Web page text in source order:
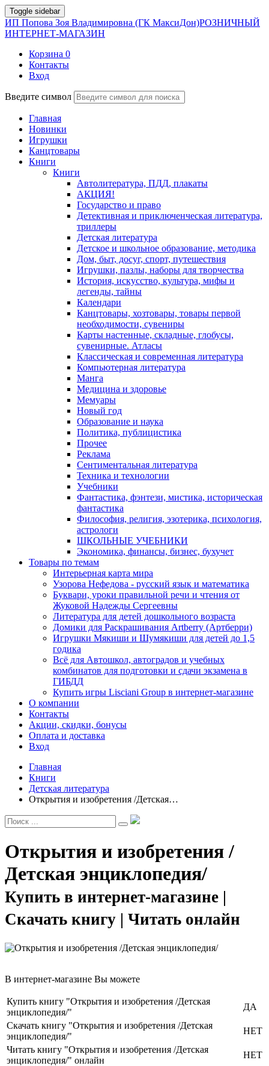
Toggle sidebar
ИП Попова Зоя Владимировна (ГК МаксиДон)РОЗНИЧНЫЙ
ИНТЕРНЕТ-МАГАЗИН
Корзина 0
Контакты
Вход
Введите символ
Главная
Новинки
Игрушки
Канцтовары
Книги
Книги
Автолитература, ПДД, плакаты
АКЦИЯ!
Государство и право
Детективная и приключенческая литература,
триллеры
Детская литература
Детское и школьное образование, методика
Дом, быт, досуг, спорт, путешествия
Игрушки, пазлы, наборы для творчества
История, искусство, культура, мифы и
легенды, тайны
Календари
Канцтовары, хозтовары, товары первой
необходимости, сувениры
Карты настенные, складные, глобусы,
сувенирные. Атласы
Классическая и современная литература
Компьютерная литература
Манга
Медицина и здоровье
Мемуары
Новый год
Образование и наука
Политика, публицистика
Прочее
Реклама
Сентиментальная литература
Техника и технологии
Учебники
Фантастика, фэнтези, мистика, историческая
фантастика
Философия, религия, эзотерика, психология,
астрологи
ШКОЛЬНЫЕ УЧЕБНИКИ
Экономика, финансы, бизнес, бухучет
Товары по темам
Интерьерная карта мира
Узорова Нефедова - русский язык и математика
Буквари, уроки правильной речи и чтения от
Жуковой Надежды Сергеевны
Литература для детей дошкольного возраста
Домики для Раскрашивания Artberry (Артберри)
Игрушки Мякиши и Шумякиши для детей до 1,5
годика
Всё для Автошкол, автоградов и учебных
комбинатов для подготовки и сдачи экзамена в
ГИБДД
Купить игры Lisciani Group в интернет-магазине
О компании
Контакты
Акции, скидки, бонусы
Оплата и доставка
Вход
Главная
Книги
Детская литература
Открытия и изобретения /Детская…
Открытия и изобретения /
Детская энциклопедия/
Купить в интернет-магазине |
Скачать книгу | Читать онлайн
В интернет-магазине Вы можете
Купить книгу "Открытия и изобретения /Детская
энциклопедия/"
ДА
Скачать книгу "Открытия и изобретения /Детская
энциклопедия/"
НЕТ
Читать книгу "Открытия и изобретения /Детская
энциклопедия/" онлайн
НЕТ